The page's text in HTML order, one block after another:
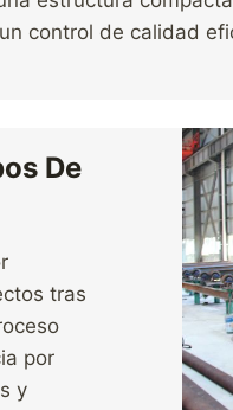
control de calidad
De
tras
por
y